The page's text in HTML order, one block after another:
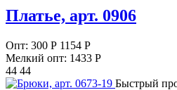
Платье, арт. 0906
Опт: 300 Р 1154 Р
Мелкий опт: 1433 Р
44 44
Быстрый